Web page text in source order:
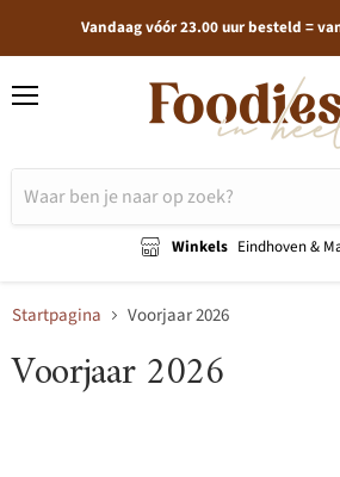
Vandaag vóór 23.00 uur besteld =
Winkels Eindhoven &
Startpagina Voorjaar 2026
Voorjaar 2026